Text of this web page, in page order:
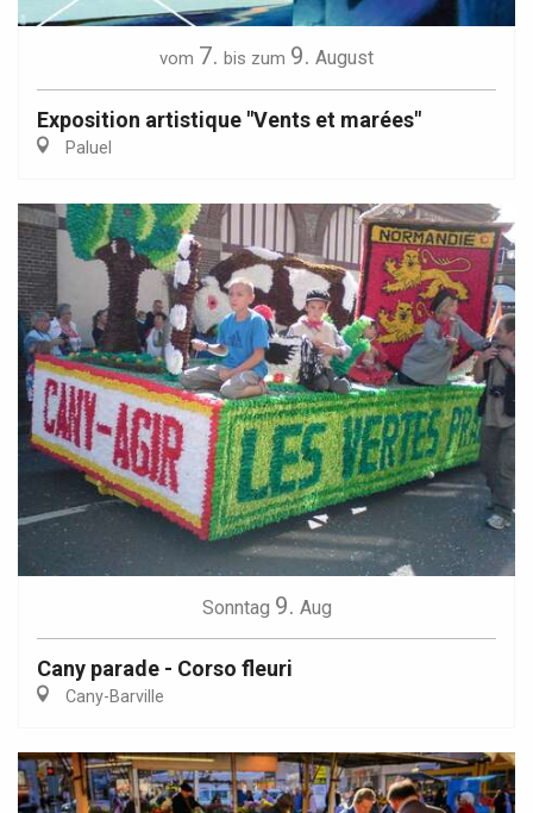
vom 7. bis zum 9. August
Exposition artistique "Vents et marées"
Paluel
Sonntag 9. Aug
Cany parade - Corso fleuri
Cany-Barville